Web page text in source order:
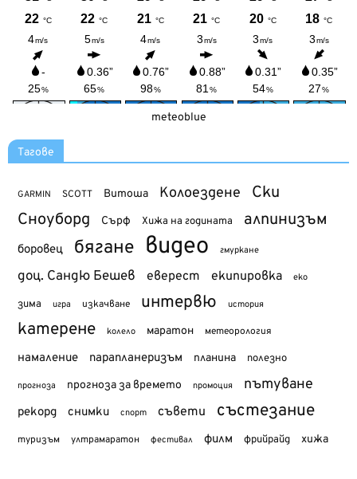
meteoblue
Тагове
GARMIN SCOTT Витоша Колоездене Ски
Сноуборд Сърф Хижа на годината алпинизъм
боровец бягане видео гмуркане
доц. Сандю Бешев еверест екипировка еко
зима игра изкачване интервю история
катерене колело маратон метеорология
намаление парапланеризъм планина полезно
прогноза прогноза за времето промоция пътуване
рекорд снимки спорт съвети състезание
туризъм ултрамаратон фестивал филм фрийрайд хижа